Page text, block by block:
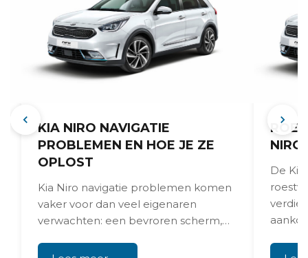
KIA NIRO NAVIGATIE
PROBLEMEN EN HOE JE ZE
OPLOST
Kia Niro navigatie problemen komen
vaker voor dan veel eigenaren
verwachten: een bevroren scherm,
NIRO
De